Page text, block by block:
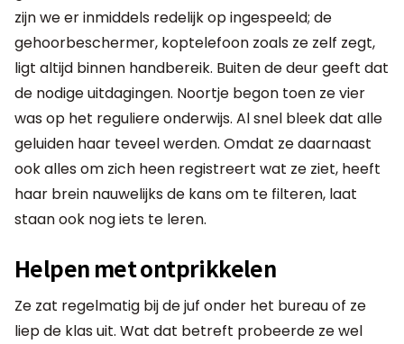
zijn we er inmiddels redelijk op ingespeeld; de
gehoorbeschermer, koptelefoon zoals ze zelf zegt,
ligt altijd binnen handbereik. Buiten de deur geeft dat
de nodige uitdagingen. Noortje begon toen ze vier
was op het reguliere onderwijs. Al snel bleek dat alle
geluiden haar teveel werden. Omdat ze daarnaast
ook alles om zich heen registreert wat ze ziet, heeft
haar brein nauwelijks de kans om te filteren, laat
staan ook nog iets te leren.
Helpen met ontprikkelen
Ze zat regelmatig bij de juf onder het bureau of ze
liep de klas uit. Wat dat betreft probeerde ze wel